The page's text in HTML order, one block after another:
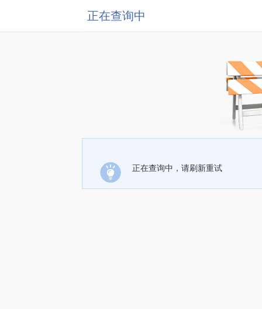
正在查询中
正在查询中，请刷新重试